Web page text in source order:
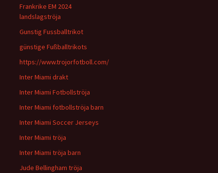
Frankrike EM 2024
landslagströja
Gunstig Fussballtrikot
günstige Fußballtrikots
https://www.trojorfotboll.com/
Inter Miami drakt
Inter Miami Fotbollströja
Inter Miami fotbollströja barn
Inter Miami Soccer Jerseys
Inter Miami tröja
Inter Miami tröja barn
Jude Bellingham tröja